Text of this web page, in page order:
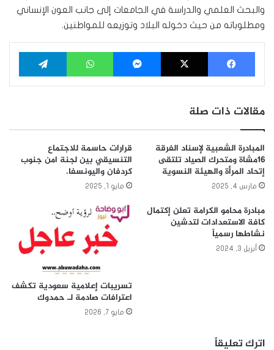
والبحث العلمي والدراسة في الجامعات إلى جانب العون الإنساني
ومطلوباته من حيث دخوله البلاد وتوزيعه للمواطنين.
فيسبوك ‫X ماسنجر واتساب
مقالات ذات صلة
المبادرة الشعبية لإسناد الفرقة
16مشاة ومتحرك الصياد تلتقى
إتحاد المرأة والهيئة النسوية
مارس 4, 2025
قرارات حاسمة للاجتماع
التنسيقي بين لجنة امن جنوب
كردفان واليونسفا.
مايو 1, 2025
مبادرة محامو الكرامة تعلن إكتمال
كافة الاستعدادات لتدشين
نشاطها رسمياً
أبريل 3, 2024
تسريبات إعلامية سعودية تكشف
اعترافات صادمة لـ حمدوك
مايو 7, 2026
اترك تعليقاً